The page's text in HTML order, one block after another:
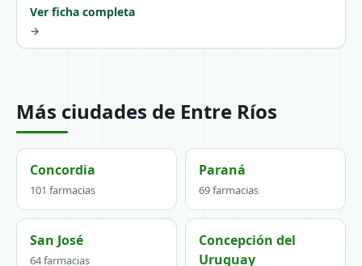
Ver ficha completa
→
Más ciudades de Entre Ríos
Concordia
101 farmacias
Paraná
69 farmacias
San José
64 farmacias
Concepción del
Uruguay